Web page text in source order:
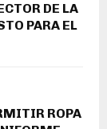
DE LA
PARA EL
ROPA